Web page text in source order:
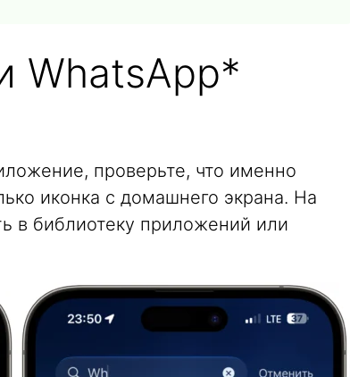
WhatsApp*
проверьте, что именно
иконка с домашнего экрана. На
в библиотеку приложений или